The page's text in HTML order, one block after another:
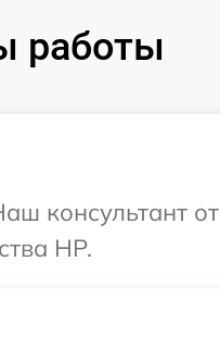
работы
консультант
HP.